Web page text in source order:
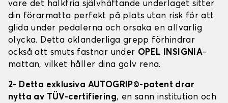
vare det halkfria självhäftande underlaget sitter
din förarmatta perfekt på plats utan risk för att
glida under pedalerna och orsaka en allvarlig
olycka. Detta oklanderliga grepp förhindrar
också att smuts fastnar under OPEL INSIGNIA-
mattan, vilket håller dina golv rena.
2- Detta exklusiva AUTOGRIP©-patent drar
nytta av TÜV-certifiering, en sann institution och